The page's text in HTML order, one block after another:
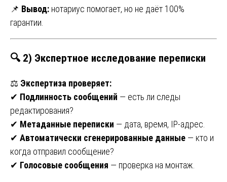
📌 Вывод: нотариус помогает, но не даёт 100%
гарантии.
🔍 2) Экспертное исследование переписки
⚖ Экспертиза проверяет:
✔ Подлинность сообщений — есть ли следы
редактирования?
✔ Метаданные переписки — дата, время, IP-адрес.
✔ Автоматически сгенерированные данные — кто и
когда отправил сообщение?
✔ Голосовые сообщения — проверка на монтаж.